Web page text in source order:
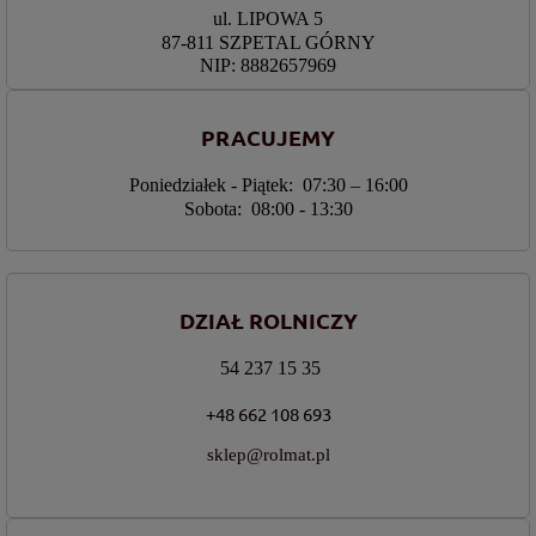
ul. LIPOWA 5
87-811 SZPETAL GÓRNY
NIP: 8882657969
PRACUJEMY
Poniedziałek - Piątek: 07:30 – 16:00
Sobota: 08:00 - 13:30
DZIAŁ ROLNICZY
54 237 15 35
+48 662 108 693
sklep@rolmat.pl